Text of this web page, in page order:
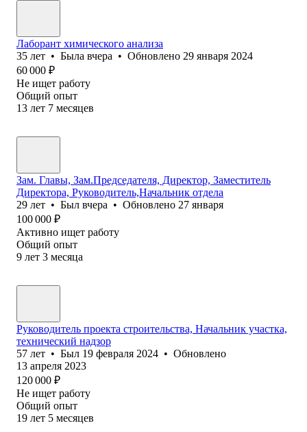
Лаборант химического анализа
35 лет • Была вчера • Обновлено 29 января 2024
60 000 ₽
Не ищет работу
Общий опыт
13 лет 7 месяцев
Зам. Главы, Зам.Председателя, Директор, Заместитель
Директора, Руководитель,Начальник отдела
29 лет • Был вчера • Обновлено 27 января
100 000 ₽
Активно ищет работу
Общий опыт
9 лет 3 месяца
Руководитель проекта строительства, Начальник участка,
технический надзор
57 лет • Был 19 февраля 2024 • Обновлено
13 апреля 2023
120 000 ₽
Не ищет работу
Общий опыт
19 лет 5 месяцев